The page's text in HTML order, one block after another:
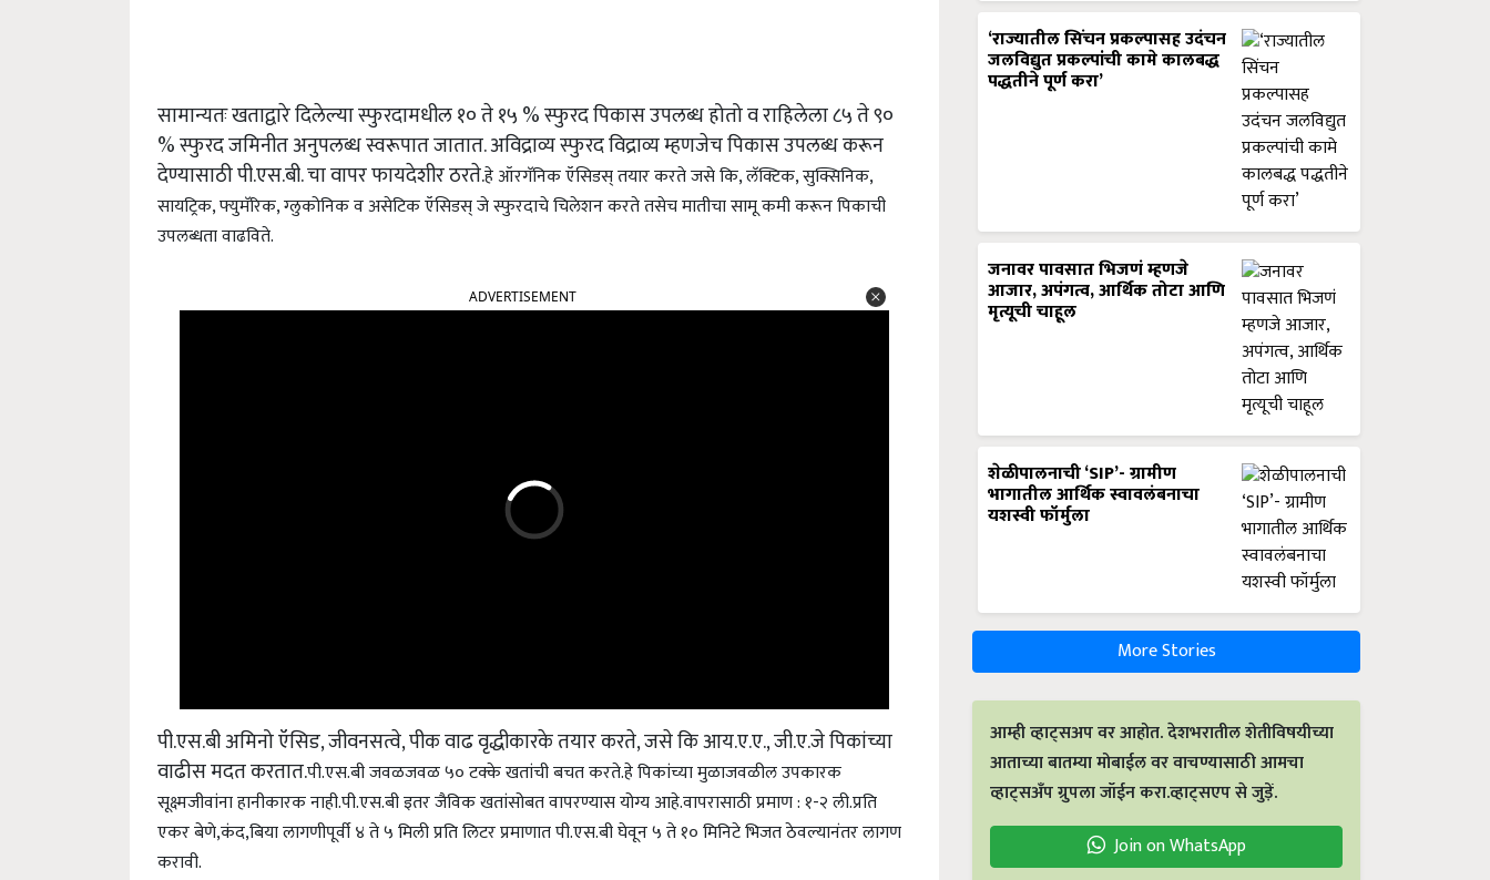
सामान्यतः खताद्वारे दिलेल्या स्फुरदामधील १० ते १५ % स्फुरद पिकास उपलब्ध होतो व राहिलेला ८५ ते ९०
% स्फुरद जमिनीत अनुपलब्ध स्वरूपात जातात. अविद्राव्य स्फुरद विद्राव्य म्हणजेच पिकास उपलब्ध करून
देण्यासाठी पी.एस.बी. चा वापर फायदेशीर ठरते.हे ऑरगॅनिक ऍसिडस् तयार करते जसे कि, लॅक्टिक, सुक्सिनिक,
सायट्रिक, फ्युमॅरिक, ग्लुकोनिक व असेटिक ऍसिडस् जे स्फुरदाचे चिलेशन करते तसेच मातीचा सामू कमी करून पिकाची
उपलब्धता वाढविते.
ADVERTISEMENT
पी.एस.बी अमिनो ऍसिड, जीवनसत्वे, पीक वाढ वृद्धीकारके तयार करते, जसे कि आय.ए.ए., जी.ए.जे पिकांच्या
वाढीस मदत करतात.पी.एस.बी जवळजवळ ५० टक्के खतांची बचत करते.हे पिकांच्या मुळाजवळील उपकारक
सूक्ष्मजीवांना हानीकारक नाही.पी.एस.बी इतर जैविक खतांसोबत वापरण्यास योग्य आहे.वापरासाठी प्रमाण : १-२ ली.प्रति
एकरबेणे,कंद,बिया लागणीपूर्वी ४ ते ५ मिली प्रति लिटर प्रमाणात पी.एस.बी घेवून ५ ते १० मिनिटे भिजत ठेवल्यानंतर लागण
करावी.
‘राज्यातील सिंचन प्रकल्पासह उदंचन
जलविद्युत प्रकल्पांची कामे कालबद्ध
पद्धतीने पूर्ण करा’
जनावर पावसात भिजणं म्हणजे
आजार, अपंगत्व, आर्थिक तोटा आणि
मृत्यूची चाहूल
शेळीपालनाची ‘SIP’- ग्रामीण
भागातील आर्थिक स्वावलंबनाचा
यशस्वी फॉर्मुला
More Stories
आम्ही व्हाट्सअप वर आहोत. देशभरातील शेतीविषयीच्या
आताच्या बातम्या मोबाईल वर वाचण्यासाठी आमचा
व्हाट्सअँप ग्रुपला जॉईन करा.व्हाट्सएप से जुड़ें.
Join on WhatsApp